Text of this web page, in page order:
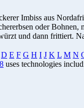
Imbiss aus
oder Bohnen,
und dann frittiert.
D E F G H I J K L M N
uses technologies